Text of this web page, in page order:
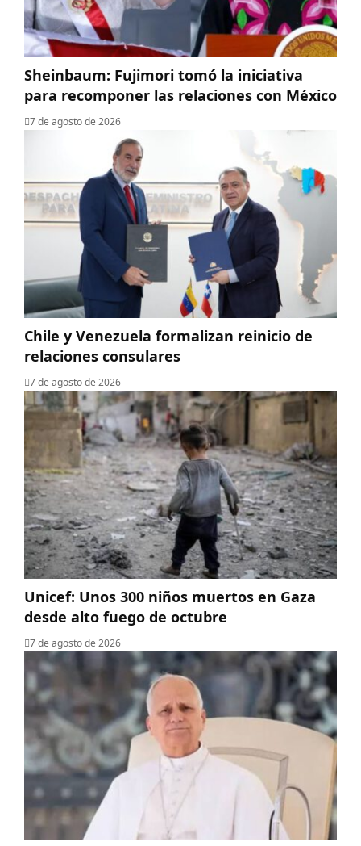
Sheinbaum: Fujimori tomó la iniciativa
para recomponer las relaciones con México
7 de agosto de 2026
Chile y Venezuela formalizan reinicio de
relaciones consulares
7 de agosto de 2026
Unicef: Unos 300 niños muertos en Gaza
desde alto fuego de octubre
7 de agosto de 2026